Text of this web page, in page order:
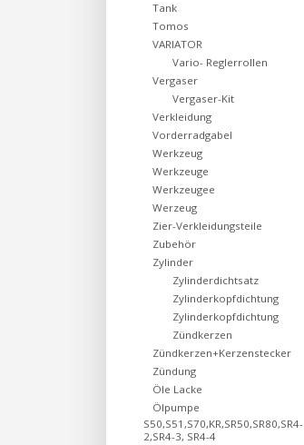
Tank
Tomos
VARIATOR
Vario- Reglerrollen
Vergaser
Vergaser-Kit
Verkleidung
Vorderradgabel
Werkzeug
Werkzeuge
Werkzeugee
Werzeug
Zier-Verkleidungsteile
Zubehör
Zylinder
Zylinderdichtsatz
Zylinderkopfdichtung
Zylinderkopfdichtung
Zündkerzen
Zündkerzen+Kerzenstecker
Zündung
Öle Lacke
Ölpumpe
S50,S51,S70,KR,SR50,SR80,SR4-
2,SR4-3, SR4-4